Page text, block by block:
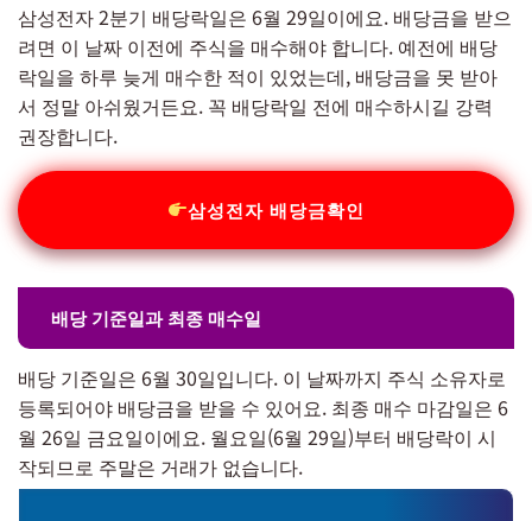
삼성전자 2분기 배당락일은 6월 29일이에요. 배당금을 받으
려면 이 날짜 이전에 주식을 매수해야 합니다. 예전에 배당
락일을 하루 늦게 매수한 적이 있었는데, 배당금을 못 받아
서 정말 아쉬웠거든요. 꼭 배당락일 전에 매수하시길 강력
권장합니다.
삼성전자 배당금확인
배당 기준일과 최종 매수일
배당 기준일은 6월 30일입니다. 이 날짜까지 주식 소유자로
등록되어야 배당금을 받을 수 있어요. 최종 매수 마감일은 6
월 26일 금요일이에요. 월요일(6월 29일)부터 배당락이 시
작되므로 주말은 거래가 없습니다.